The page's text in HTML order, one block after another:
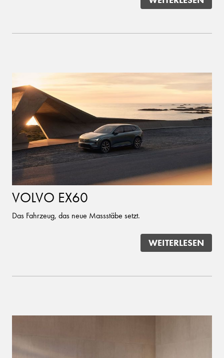
VOLVO EX60
Das Fahrzeug, das neue Massstäbe setzt.
WEITERLESEN